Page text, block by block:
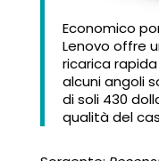
Economico
Lenovo offre
ricarica rapida
alcuni angoli
di soli 430
qualità del